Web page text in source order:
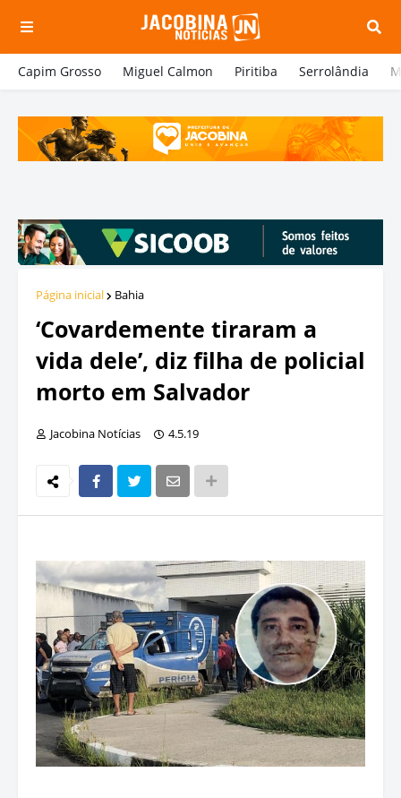
Capim Grosso Miguel Calmon Piritiba Serrolândia
Página inicial Bahia
‘Covardemente tiraram a
vida dele’, diz filha de policial
morto em Salvador
Jacobina Notícias 4.5.19